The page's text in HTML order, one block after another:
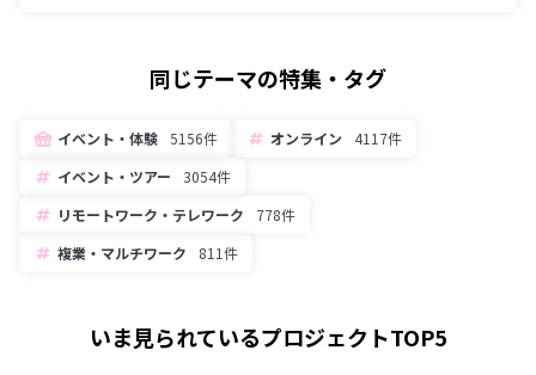
同じテーマの特集・タグ
イベント・体験 5156件 オンライン
4117件
イベント・ツアー
3054件
リモートワーク・テレワーク
778件
複業・マルチワーク
811件
いま見られているプロジェクトTOP5